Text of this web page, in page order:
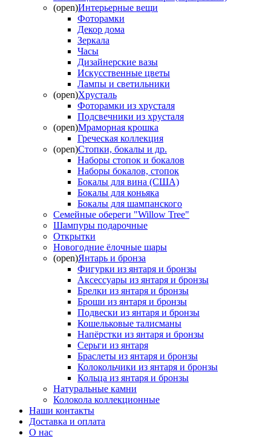
(open)Интерьерные вещи
Фоторамки
Декор дома
Зеркала
Часы
Дизайнерские вазы
Искусственные цветы
Лампы и светильники
(open)Хрусталь
Фоторамки из хрусталя
Подсвечники из хрусталя
(open)Мраморная крошка
Греческая коллекция
(open)Стопки, бокалы и др.
Наборы стопок и бокалов
Наборы бокалов, стопок
Бокалы для вина (США)
Бокалы для коньяка
Бокалы для шампанского
Семейные обереги "Willow Tree"
Шампуры подарочные
Открытки
Новогодние ёлочные шары
(open)Янтарь и бронза
Фигурки из янтаря и бронзы
Аксессуары из янтаря и бронзы
Брелки из янтаря и бронзы
Броши из янтаря и бронзы
Подвески из янтаря и бронзы
Кошельковые талисманы
Напёрстки из янтаря и бронзы
Серьги из янтаря
Браслеты из янтаря и бронзы
Колокольчики из янтаря и бронзы
Кольца из янтаря и бронзы
Натуральные камни
Колокола коллекционные
Наши контакты
Доставка и оплата
О нас